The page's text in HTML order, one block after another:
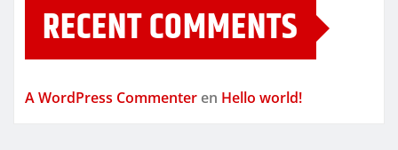
RECENT COMMENTS
A WordPress Commenter en Hello world!